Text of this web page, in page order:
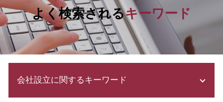
よく検索されるキーワード
会社設立に関するキーワード